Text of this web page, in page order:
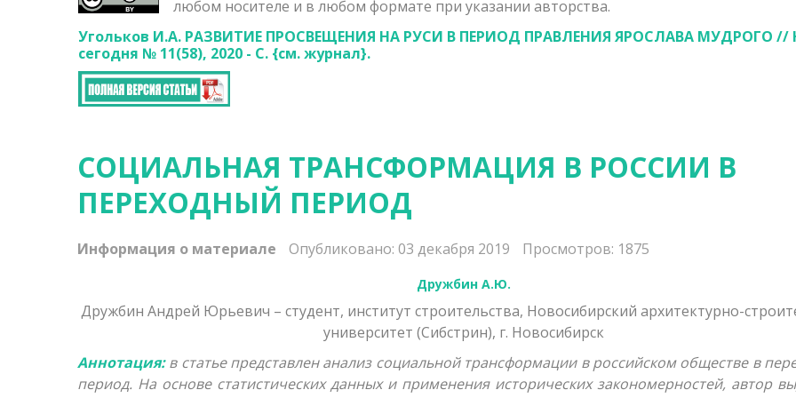
любом носителе и в любом формате при указании авторства.
Угольков И.А. РАЗВИТИЕ ПРОСВЕЩЕНИЯ НА РУСИ В ПЕРИОД ПРАВЛЕНИЯ ЯРОСЛАВА МУДРОГО //
сегодня № 11(58), 2020 - С. {см. журнал}.
СОЦИАЛЬНАЯ ТРАНСФОРМАЦИЯ В РОССИИ В
ПЕРЕХОДНЫЙ ПЕРИОД
Информация о материале Опубликовано: 03 декабря 2019 Просмотров: 1875
Дружбин А.Ю.
Дружбин Андрей Юрьевич – студент, институт строительства, Новосибирский архитектурно-
университет (Сибстрин), г. Новосибирск
Аннотация:в статье представлен анализ социальной трансформации в российском обществе в
период. На основе статистических данных и применения исторических закономерностей, автор